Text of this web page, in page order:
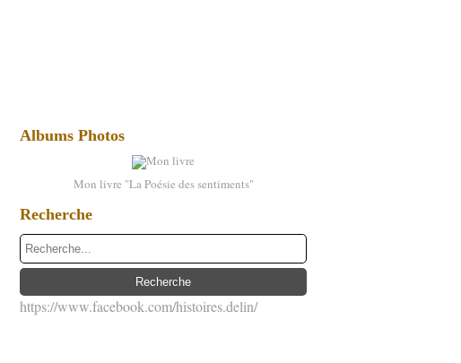
Albums Photos
Mon livre "La Poésie des sentiments"
Recherche
https://www.facebook.com/histoires.delin/